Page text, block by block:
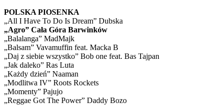
POLSKA PIOSENKA
„All I Have To Do Is Dream” Dubska
„Agro” Cała Góra Barwinków
„Balalanga” MadMajk
„Balsam” Vavamuffin feat. Macka B
„Daj z siebie wszystko” Bob one feat. Bas Tajpan
„Jak daleko” Ras Luta
„Każdy dzień” Naaman
„Modlitwa IV” Roots Rockets
„Momenty” Pajujo
„Reggae Got The Power” Daddy Bozo